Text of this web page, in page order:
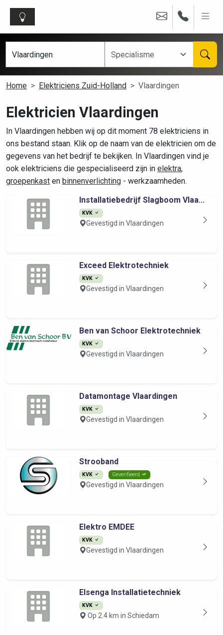
Home Elektriciens Zuid-Holland Vlaardingen
Elektricien Vlaardingen
In Vlaardingen hebben wij op dit moment 78 elektriciens in
ons bestand staan. Klik op de naam van de elektricien om de
gegevens van het bedrijf te bekijken. In Vlaardingen vind je
ook elektriciens die gespecialiseerd zijn in elektra,
groepenkast en binnenverlichting - werkzaamheden.
Installatiebedrijf Slagboom Vlaa...
KVK
Gevestigd in Vlaardingen
Exceed Elektrotechniek
KVK
Gevestigd in Vlaardingen
Ben van Schoor Elektrotechniek
KVK
Gevestigd in Vlaardingen
Datamontage Vlaardingen
KVK
Gevestigd in Vlaardingen
Strooband
KVK Geverifieerd
Gevestigd in Vlaardingen
Elektro EMDEE
KVK
Gevestigd in Vlaardingen
Elsenga Installatietechniek
KVK
Op 2.4 km in Schiedam